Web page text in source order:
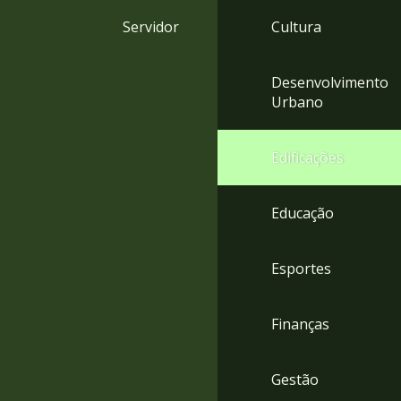
Servidor Cultura
Desenvolvimento
Urbano
Edificações
Educação
Esportes
Finanças
Gestão